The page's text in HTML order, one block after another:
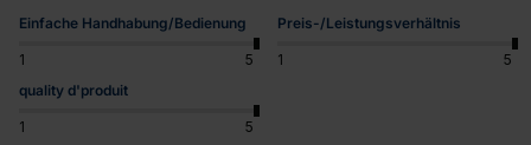
Einfache Handhabung/Bedienung
1 5
Preis-/Leistungsverhältnis
1
5
quality d'produit
1 5